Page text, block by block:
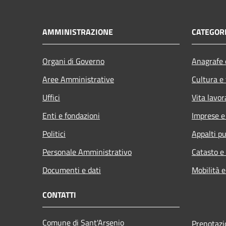
AMMINISTRAZIONE
Organi di Governo
Aree Amministrative
Uffici
Enti e fondazioni
Politici
Personale Amministrativo
Documenti e dati
Cultura
Vita
Imprese
Appalti
Catasto
Mobilità
CONTATTI
Comune di Sant'Arsenio